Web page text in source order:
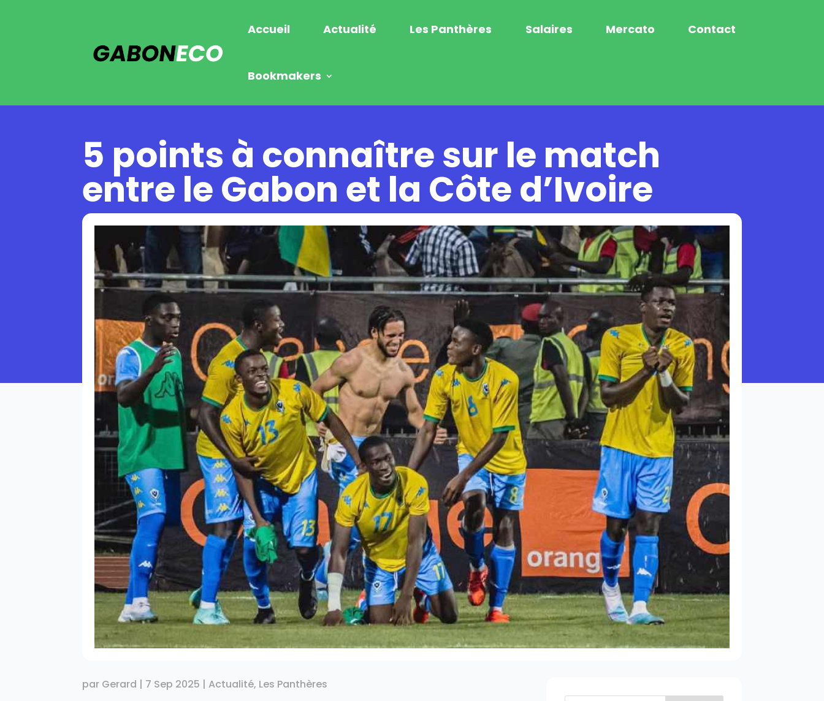
Accueil Actualité Les Panthères Salaires Mercato Contact
Bookmakers
5 points à connaître sur le match
entre le Gabon et la Côte d’Ivoire
par Gerard | 7 Sep 2025 |Actualité, Les Panthères